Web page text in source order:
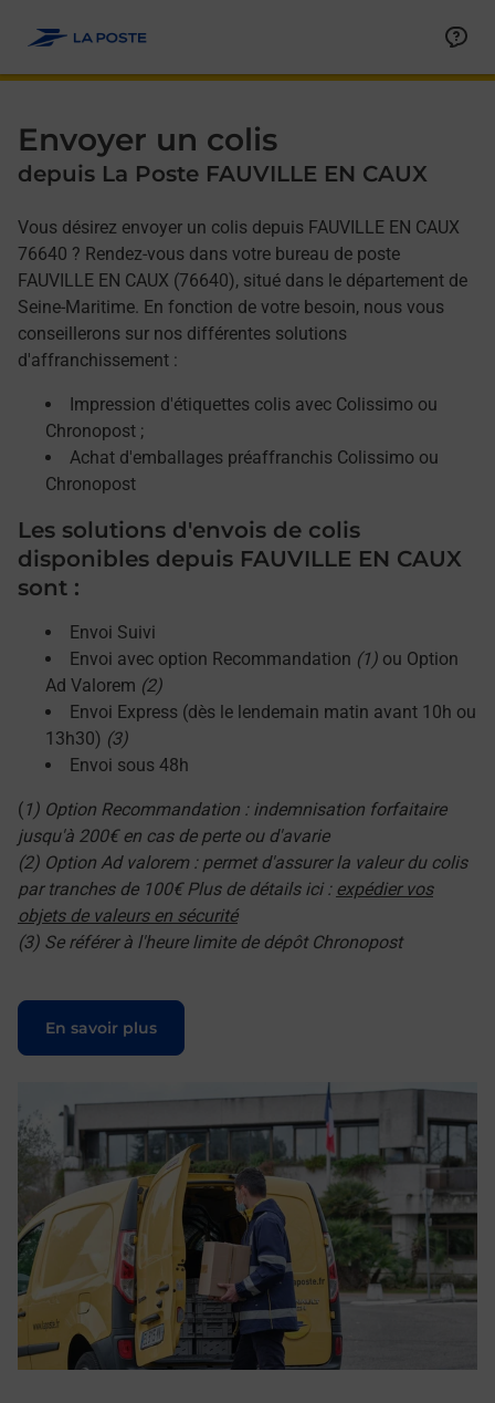
Envoyer un colis
depuis La Poste FAUVILLE EN CAUX
Vous désirez envoyer un colis depuis FAUVILLE EN CAUX
76640 ? Rendez-vous dans votre bureau de poste
FAUVILLE EN CAUX (76640), situé dans le département de
Seine-Maritime. En fonction de votre besoin, nous vous
conseillerons sur nos différentes solutions
d'affranchissement :
Impression d'étiquettes colis avec Colissimo ou
Chronopost ;
Achat d'emballages préaffranchis Colissimo ou
Chronopost
Les solutions d'envois de colis
disponibles depuis FAUVILLE EN CAUX
sont :
Envoi Suivi
Envoi avec option Recommandation (1) ou Option
Ad Valorem (2)
Envoi Express (dès le lendemain matin avant 10h ou
13h30) (3)
Envoi sous 48h
( 1) Option Recommandation : indemnisation forfaitaire
jusqu'à 200€ en cas de perte ou d'avarie
(2) Option Ad valorem : permet d'assurer la valeur du colis
par tranches de 100€ Plus de détails ici : expédier vos
objets de valeurs en sécurité
(3) Se référer à l'heure limite de dépôt Chronopost
En savoir plus
Le lien s'ouvre dans un nouvel onglet